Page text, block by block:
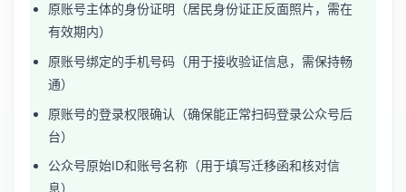
原账号主体的身份证明（居民身份证正反面照片，需在
有效期内）
原账号绑定的手机号码（用于接收验证信息，需保持畅
通）
原账号的登录权限确认（确保能正常扫码登录公众号后
台）
公众号原始ID和账号名称（用于填写迁移函和核对信
息）